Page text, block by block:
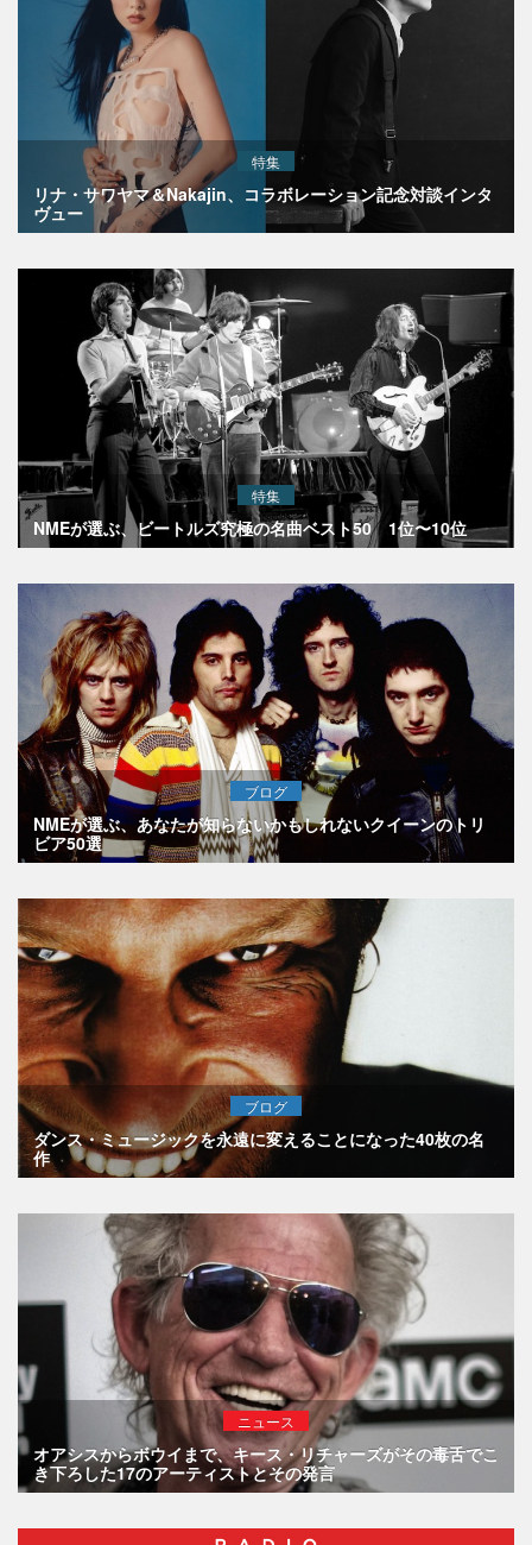
特集
リナ・サワヤマ＆Nakajin、コラボレーション記念対談インタ
ヴュー
特集
NMEが選ぶ、ビートルズ究極の名曲ベスト50 1位〜10位
ブログ
NMEが選ぶ、あなたが知らないかもしれないクイーンのトリ
ビア50選
ブログ
ダンス・ミュージックを永遠に変えることになった40枚の名
作
ニュース
オアシスからボウイまで、キース・リチャーズがその毒舌でこ
き下ろした17のアーティストとその発言